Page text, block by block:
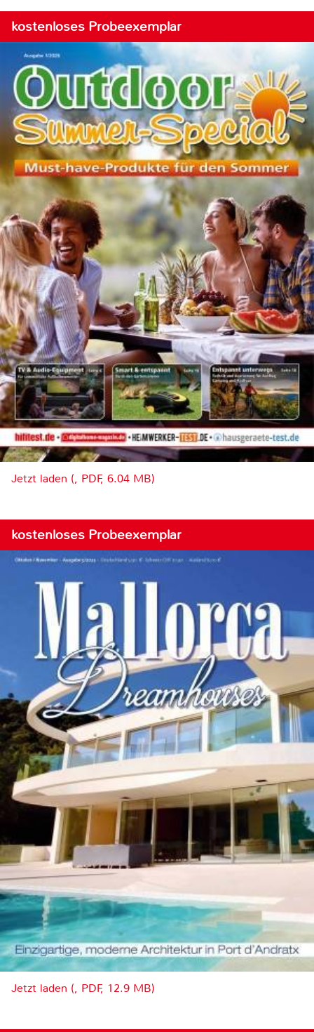
kostenloses Probeexemplar
Jetzt laden (, PDF, 6.04 MB)
kostenloses Probeexemplar
Jetzt laden (, PDF, 12.9 MB)